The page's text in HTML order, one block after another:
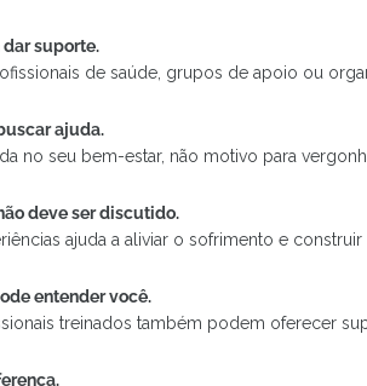
suporte.
de saúde, grupos de apoio ou
ajuda.
no seu bem-estar, não motivo para
deve ser discutido.
ajuda a aliviar o sofrimento e construir
entender você.
treinados também podem oferecer